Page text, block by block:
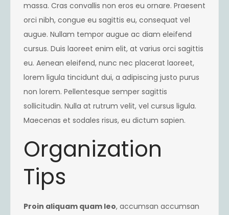
massa. Cras convallis non eros eu ornare. Praesent
orci nibh, congue eu sagittis eu, consequat vel
augue. Nullam tempor augue ac diam eleifend
cursus. Duis laoreet enim elit, at varius orci sagittis
eu. Aenean eleifend, nunc nec placerat laoreet,
lorem ligula tincidunt dui, a adipiscing justo purus
non lorem. Pellentesque semper sagittis
sollicitudin. Nulla at rutrum velit, vel cursus ligula.
Maecenas et sodales risus, eu dictum sapien.
Organization
Tips
Proin aliquam quam leo, accumsan accumsan